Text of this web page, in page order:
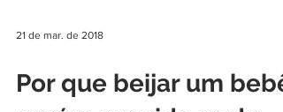
21 de mar. de 2018